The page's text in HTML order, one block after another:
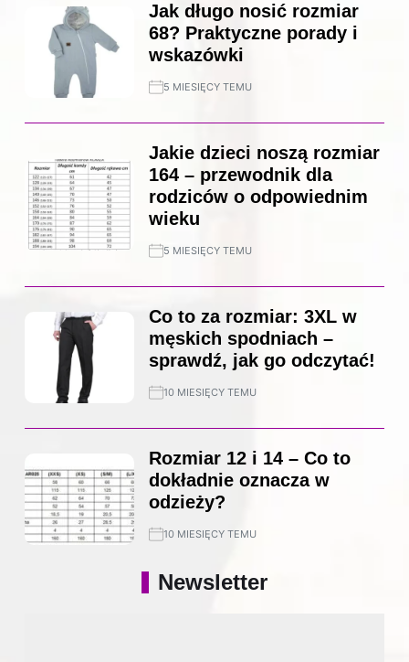
Jak długo nosić rozmiar
68? Praktyczne porady i
wskazówki
5 MIESIĘCY TEMU
Jakie dzieci noszą rozmiar
164 – przewodnik dla
rodziców o odpowiednim
wieku
5 MIESIĘCY TEMU
Co to za rozmiar: 3XL w
męskich spodniach –
sprawdź, jak go odczytać!
10 MIESIĘCY TEMU
Rozmiar 12 i 14 – Co to
dokładnie oznacza w
odzieży?
10 MIESIĘCY TEMU
Newsletter